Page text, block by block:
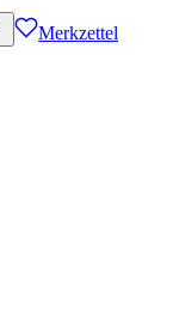
Merkzettel